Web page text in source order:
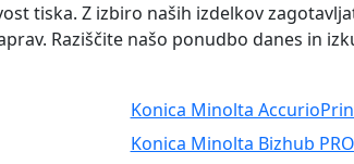
tiska. Z izbiro naših izdelkov
Raziščite našo ponudbo danes in
Konica Minolta
Konica Minolta Bizhub